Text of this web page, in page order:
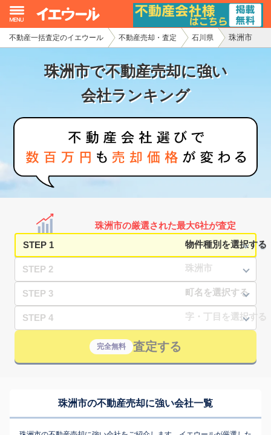
不動産一括査定のイエウール 不動産売却・査定 石川県 珠洲市
珠洲市で不動産売却に強い
会社ランキング
珠洲市の厳選された最大6社が査定
STEP 1
STEP 2
STEP 3
STEP 4
完全無料 査定する
珠洲市の不動産売却に強い会社一覧
イエウール加盟希望の不動産会社様
初めての方へ
不動産の売却・一括査定
家査定シミュレーター
お問い合わせ